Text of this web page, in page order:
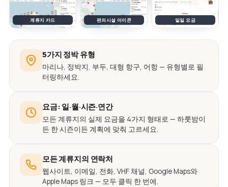
계류지 카드 편의시설 아이콘 일일 요금
5가지 정박 유형
마리나, 정박지, 부두, 대형 항구, 어항 — 유형별로 필
터링하세요.
요금: 일·월·시즌·연간
모든 계류지의 실제 요금을 4가지 형태로 — 하룻밤이
든 한 시즌이든 계획에 맞춰 고르세요.
모든 계류지의 연락처
웹사이트, 이메일, 전화, VHF 채널, Google Maps와
Apple Maps 링크 — 모두 클릭 한 번에.